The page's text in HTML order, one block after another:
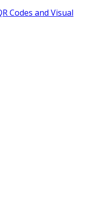
Codes and Visual